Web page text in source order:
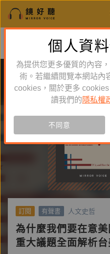
鏡好聽全新APP
體驗全面升級，即刻下載
訂閱 有聲書 人文史哲
為什麼我們要在意
重大議題全面解析
個人資
為提供您更多優質的內容
術。若繼續閱覽本網站內
cookies，關於更多
讀我們的 隱私權
不同意